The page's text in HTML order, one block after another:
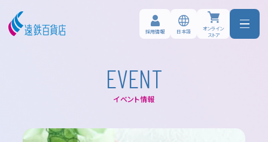
採用情報 日本語
オンライン
ストア
EVENT
イベント情報